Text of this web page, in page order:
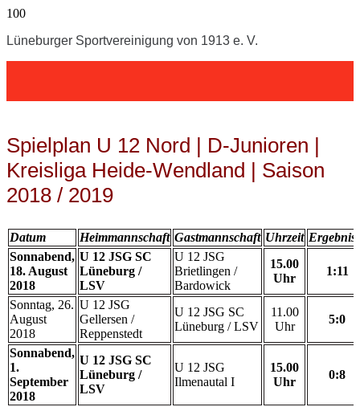
Lüneburger Sportvereinigung von 1913 e. V.
Spielplan U 12 Nord | D-Junioren |
Kreisliga Heide-Wendland | Saison
2018 / 2019
Datum Heimmannschaft Gastmannschaft Uhrzeit Ergebnis
Sonnabend,
18. August
2018
U 12 JSG SC
Lüneburg /
LSV
U 12 JSG
Brietlingen /
Bardowick
15.00
Uhr
1:11
Sonntag, 26.
August
2018
U 12 JSG
Gellersen /
Reppenstedt
U 12 JSG SC
Lüneburg / LSV
11.00
Uhr
5:0
Sonnabend,
1.
September
2018
U 12 JSG SC
Lüneburg /
LSV
U 12 JSG
Ilmenautal I
15.00
Uhr
0:8